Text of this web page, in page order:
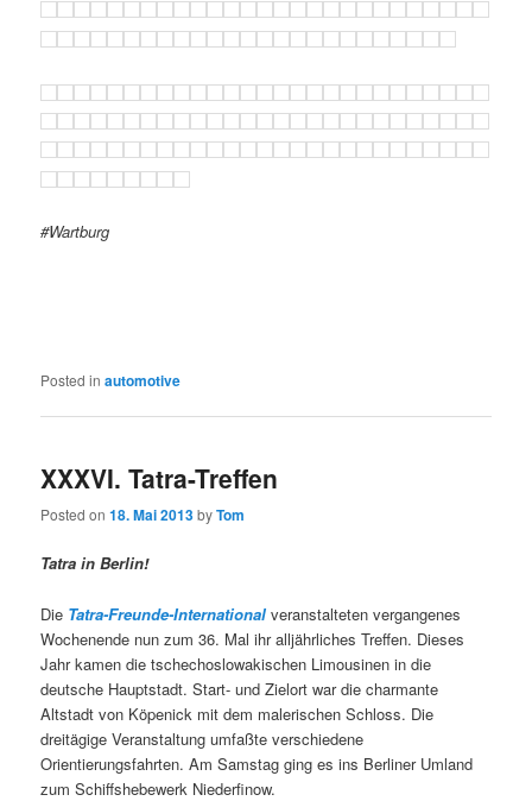
#Wartburg
Posted in automotive
XXXVI. Tatra-Treffen
Posted on18. Mai 2013byTom
Tatra in Berlin!
Die Tatra-Freunde-International veranstalteten vergangenes
Wochenende nun zum 36. Mal ihr alljährliches Treffen. Dieses
Jahr kamen die tschechoslowakischen Limousinen in die
deutsche Hauptstadt. Start- und Zielort war die charmante
Altstadt von Köpenick mit dem malerischen Schloss. Die
dreitägige Veranstaltung umfaßte verschiedene
Orientierungsfahrten. Am Samstag ging es ins Berliner Umland
zum Schiffshebewerk Niederfinow.